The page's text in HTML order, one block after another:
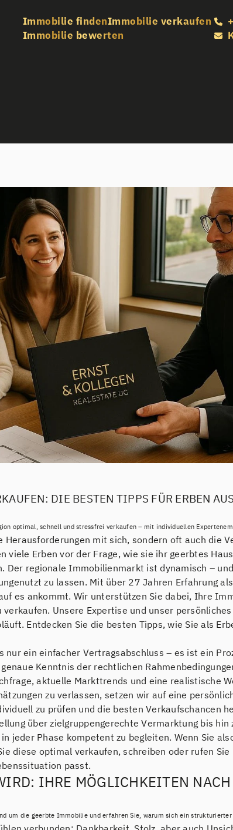
Immobilie findenImmobilie verkaufen
Immobilie bewerten
DIE BESTEN TIPPS FÜR ERBEN
optimal, schnell und stressfrei verkaufen – mit individuellen
mit sich, sondern oft auch die
viele Erben vor der Frage, wie sie ihr geerbtes
Der regionale Immobilienmarkt ist dynamisch –
zu lassen. Mit über 27 Jahren Erfahrung
es ankommt. Wir unterstützen Sie dabei, Ihre
Unsere Expertise und unser
Entdecken Sie die besten Tipps, wie Sie als
ein einfacher Vertragsabschluss – es ist ein
Kenntnis der rechtlichen
aktuelle Markttrends und eine realistische
zu verlassen, setzen wir auf eine
zu prüfen und die besten Verkaufschancen
über zielgruppengerechte Vermarktung bis hin
jeder Phase kompetent zu begleiten. Wenn Sie
diese optimal verkaufen, schreiben oder rufen Sie
passt.
IHRE MÖGLICHKEITEN NACH
um die geerbte Immobilie und erfahren Sie, warum sich ein strukturierter